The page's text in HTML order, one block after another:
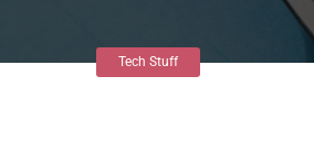
Tech Stuff